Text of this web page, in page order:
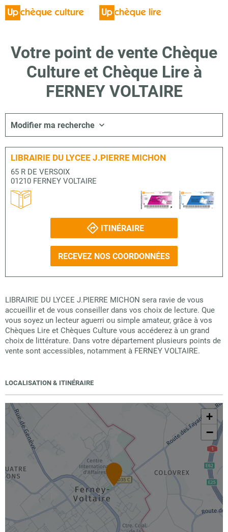
Votre point de vente Chèque
Culture et Chèque Lire à
FERNEY VOLTAIRE
Modifier ma recherche
LIBRAIRIE DU LYCEE J.PIERRE MICHON
65 R DE VERSOIX
01210 FERNEY VOLTAIRE
ITINÉRAIRE
RECEVEZ NOS COORDONNÉES
LIBRAIRIE DU LYCEE J.PIERRE MICHON sera ravie de vous
accueillir et de vous conseiller dans vos choix de lecture. Que
vous soyez un lecteur aguerri ou simple amateur, grâce à vos
Chèques Lire et Chèques Culture vous accéderez à un grand
choix de littérature. Dans votre département plusieurs points de
vente sont accessibles, notamment à FERNEY VOLTAIRE.
LOCALISATION & ITINÉRAIRE
+
−